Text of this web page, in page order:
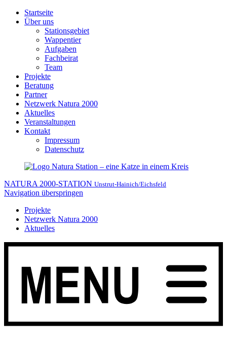
Startseite
Über uns
Stationsgebiet
Wappentier
Aufgaben
Fachbeirat
Team
Projekte
Beratung
Partner
Netzwerk Natura 2000
Aktuelles
Veranstaltungen
Kontakt
Impressum
Datenschutz
NATURA 2000-STATION Unstrut-Hainich/Eichsfeld
Navigation überspringen
Projekte
Netzwerk Natura 2000
Aktuelles